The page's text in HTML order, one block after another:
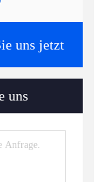
uns jetzt
uns